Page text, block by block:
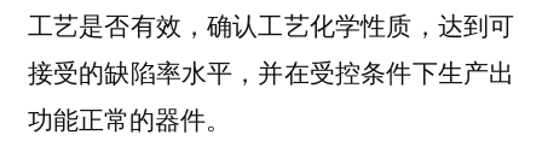
工艺是否有效，确认工艺化学性质，达到可
接受的缺陷率水平，并在受控条件下生产出
功能正常的器件。